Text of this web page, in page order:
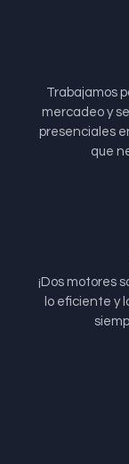
Trabajamos
mercadeo y
presenciales
que
¡Dos motores
lo eficiente y